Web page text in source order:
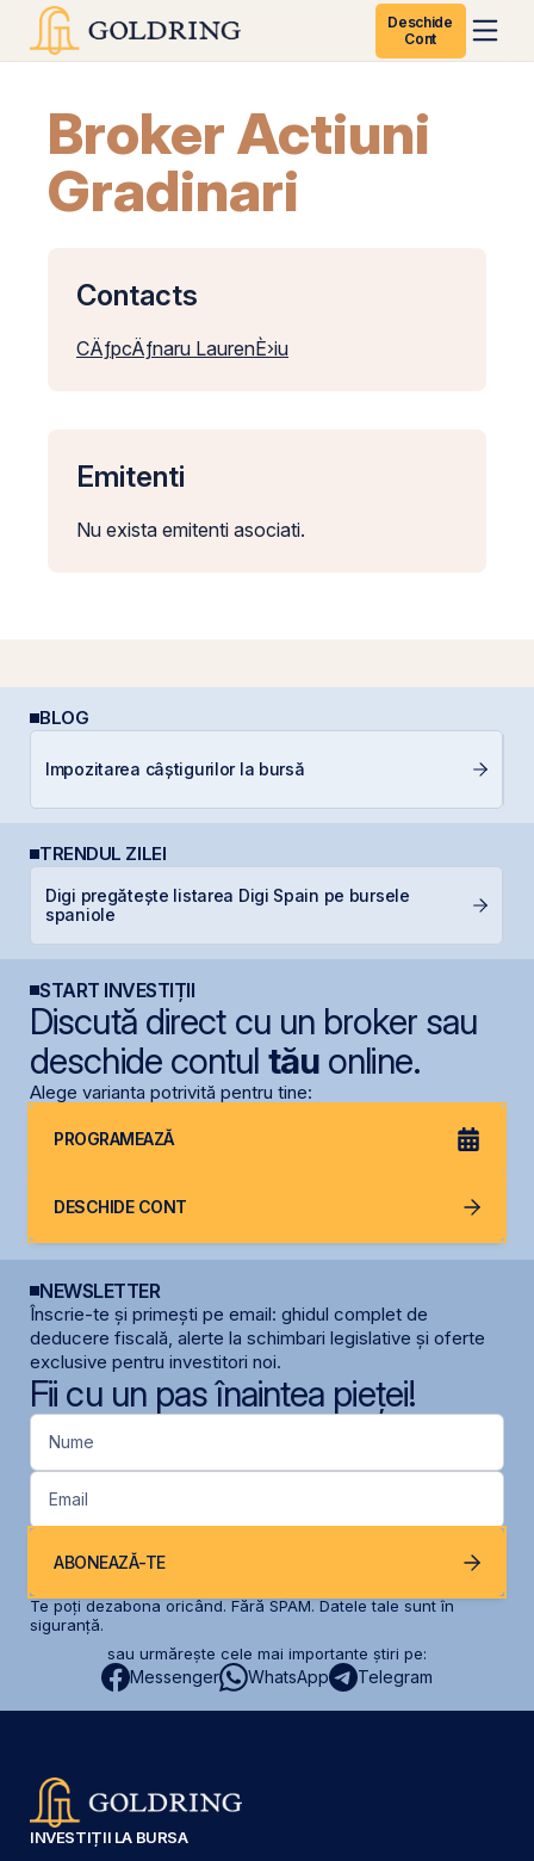
Deschide
Cont
Broker Actiuni
Gradinari
Contacts
CÄƒpcÄƒnaru LaurenÈ›iu
Emitenti
Nu exista emitenti asociati.
BLOG
Impozitarea câștigurilor la bursă
TRENDUL ZILEI
Digi pregătește listarea Digi Spain pe bursele
spaniole
START INVESTIȚII
Discută direct cu un broker sau
deschide contul tăuonline.
Alege varianta potrivită pentru tine:
PROGRAMEAZĂ
DESCHIDE CONT
NEWSLETTER
Înscrie-te și primești pe email: ghidul complet de
deducere fiscală, alerte la schimbari legislative și oferte
exclusive pentru investitori noi.
Fii cu un pas înaintea pieței!
Nume
Email
ABONEAZĂ-TE
Te poți dezabona oricând. Fără SPAM. Datele tale sunt în
siguranță.
sau urmărește cele mai importante știri pe:
Messenger WhatsApp Telegram
INVESTIȚII LA BURSA